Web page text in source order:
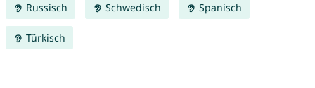
Russisch Schwedisch Spanisch
Türkisch